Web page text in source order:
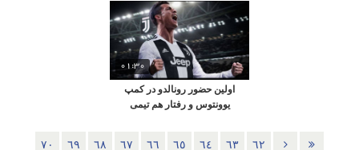
01:30
اولین حضور رونالدو در کمپ
یوونتوس و رفتار هم تیمی
٦٢ ٦٣ ٦٤ ٦٥ ٦٦ ٦٧ ٦٨ ٦٩ ٧٠